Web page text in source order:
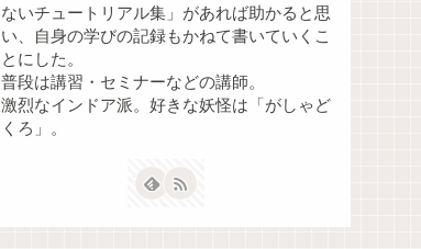
ないチュートリアル集」があれば助かると思
い、自身の学びの記録もかねて書いていくこ
とにした。
普段は講習・セミナーなどの講師。
激烈なインドア派。好きな妖怪は「がしゃど
くろ」。